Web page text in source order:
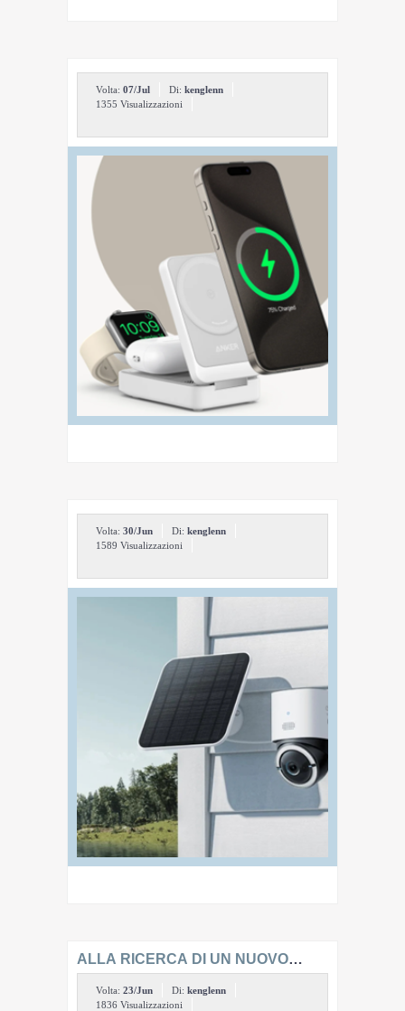
Volta: 07/Jul Di: kenglenn
1355 Visualizzazioni
Volta: 30/Jun Di: kenglenn
1589 Visualizzazioni
ALLA RICERCA DI UN NUOVO
SMARTPHONE? VI DIAMO 5 MOTIVI
PER SCEGLIERE HONOR 400 LITE
Volta: 23/Jun Di: kenglenn
1836 Visualizzazioni